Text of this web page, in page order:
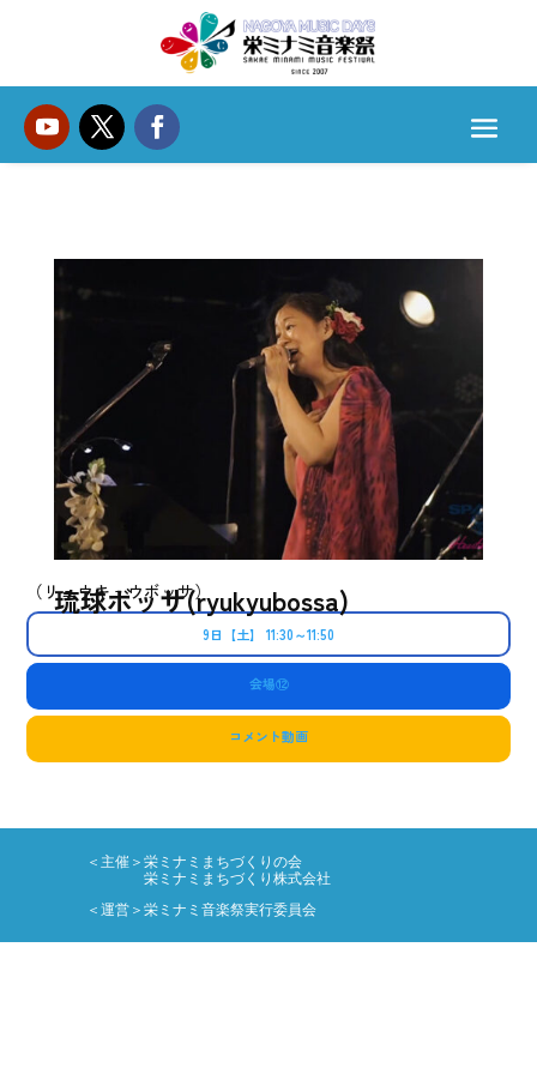
琉球ボッサ(ryukyubossa)
（リュウキュウボッサ）
9日【土】 11:30～11:50
会場⑫
コメント動画
＜主催＞栄ミナミまちづくりの会
栄ミナミまちづくり株式会社
＜運営＞栄ミナミ音楽祭実行委員会